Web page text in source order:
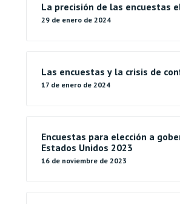
La precisión de las encuestas
29 de enero de 2024
Las encuestas y la crisis de
17 de enero de 2024
Encuestas para elección a
Estados Unidos 2023
16 de noviembre de 2023